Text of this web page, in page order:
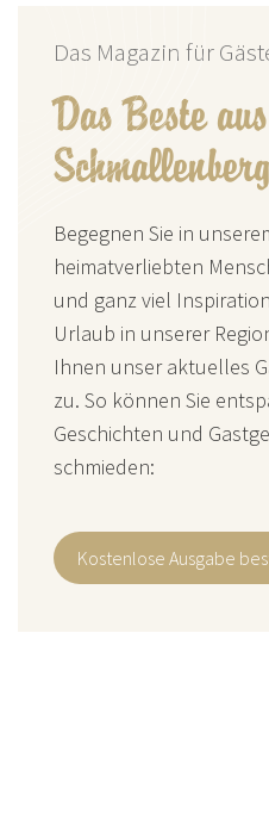
Das Beste aus
Das Magazin für
Begegnen Sie in
heimatverliebten
und ganz viel
Urlaub in unserer
Ihnen unser aktuelles
zu. So können Sie
Geschichten und
schmieden:
Kostenlose Ausgabe